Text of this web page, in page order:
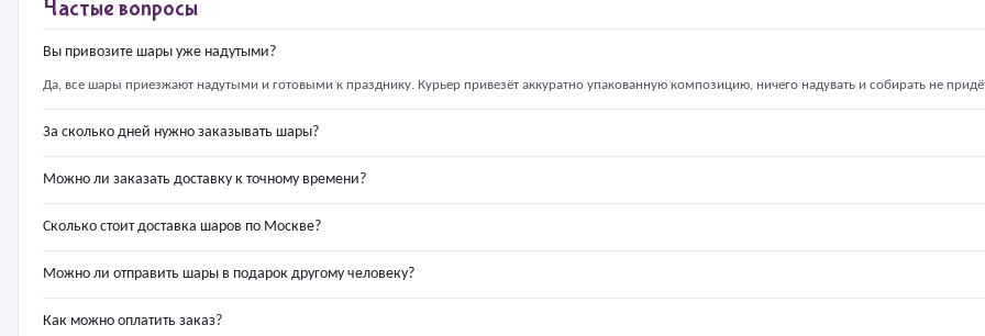
Частые вопросы
Вы привозите шары уже надутыми?
Да, все шары приезжают надутыми и готовыми к празднику. Курьер привезёт аккуратно упакованную композицию, ничего надувать и собирать не
За сколько дней нужно заказывать шары?
Можно ли заказать доставку к точному времени?
Сколько стоит доставка шаров по Москве?
Можно ли отправить шары в подарок другому человеку?
Как можно оплатить заказ?